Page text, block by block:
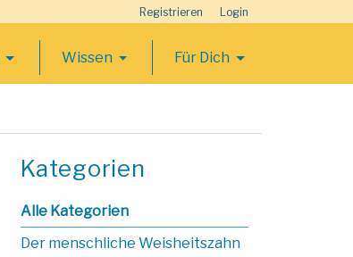
Registrieren Login
Wissen Für Dich
Kategorien
Alle Kategorien
Der menschliche Weisheitszahn